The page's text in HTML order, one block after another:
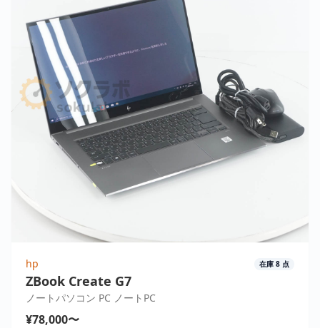
hp 在庫 8 点
ZBook Create G7
ノートパソコン PC ノートPC
¥78,000〜